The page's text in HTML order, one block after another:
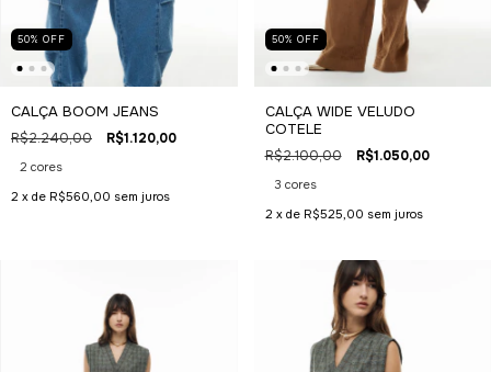
50% OFF
CALÇA BOOM JEANS
R$2.240,00 R$1.120,00
2 cores
2 x de R$560,00 sem juros
50% OFF
CALÇA WIDE VELUDO
COTELE
R$2.100,00 R$1.050,00
3 cores
2 x de R$525,00 sem juros